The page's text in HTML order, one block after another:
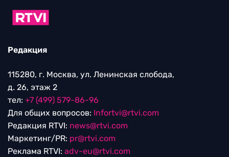
Редакция
115280, г. Москва, ул. Ленинская слобода,
д. 26, этаж 2
тел: +7 (499) 579-86-96
Для общих вопросов: Infortvi@rtvi.com
Редакция RTVI: news@rtvi.com
Маркетинг/PR: pr@rtvi.com
Реклама RTVI: adv-eu@rtvi.com